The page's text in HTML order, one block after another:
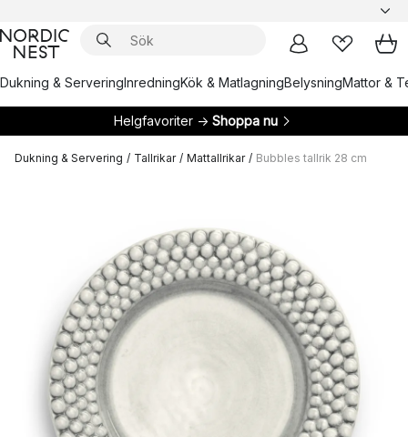
Dukning & ServeringInredningKök & MatlagningBelysningMattor &
Helgfavoriter → Shoppa nu
Dukning & Servering / Tallrikar / Mattallrikar / Bubbles tallrik 28 cm